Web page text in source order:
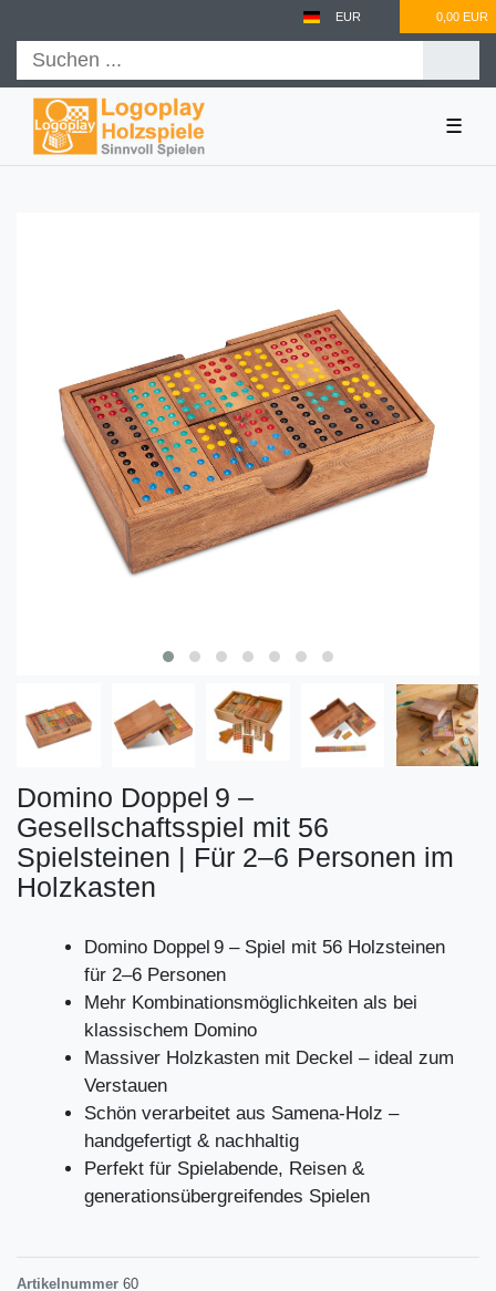
EUR 0,00 EUR
☰
Domino Doppel 9 –
Gesellschaftsspiel mit 56
Spielsteinen | Für 2–6 Personen im
Holzkasten
Domino Doppel 9 – Spiel mit 56 Holzsteinen
für 2–6 Personen
Mehr Kombinationsmöglichkeiten als bei
klassischem Domino
Massiver Holzkasten mit Deckel – ideal zum
Verstauen
Schön verarbeitet aus Samena-Holz –
handgefertigt & nachhaltig
Perfekt für Spielabende, Reisen &
generationsübergreifendes Spielen
Artikelnummer 60